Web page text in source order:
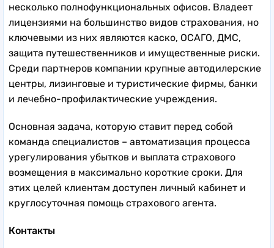
несколько полнофункциональных офисов. Владеет
лицензиями на большинство видов страхования, но
ключевыми из них являются каско, ОСАГО, ДМС,
защита путешественников и имущественные риски.
Среди партнеров компании крупные автодилерские
центры, лизинговые и туристические фирмы, банки
и лечебно-профилактические учреждения.
Основная задача, которую ставит перед собой
команда специалистов – автоматизация процесса
урегулирования убытков и выплата страхового
возмещения в максимально короткие сроки. Для
этих целей клиентам доступен личный кабинет и
круглосуточная помощь страхового агента.
Контакты